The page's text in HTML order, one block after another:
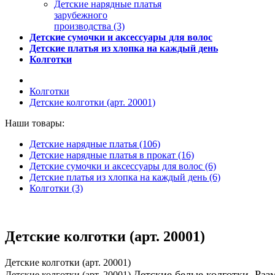
Детские нарядные платья
зарубежного
производства (3)
Детские сумочки и аксессуары для волос
Детские платья из хлопка на каждый день
Колготки
Колготки
Детские колготки (арт. 20001)
Наши товары:
Детские нарядные платья (106)
Детские нарядные платья в прокат (16)
Детские сумочки и аксессуары для волос (6)
Детские платья из хлопка на каждый день (6)
Колготки (3)
Детские колготки (арт. 20001)
Детские колготки (арт. 20001)